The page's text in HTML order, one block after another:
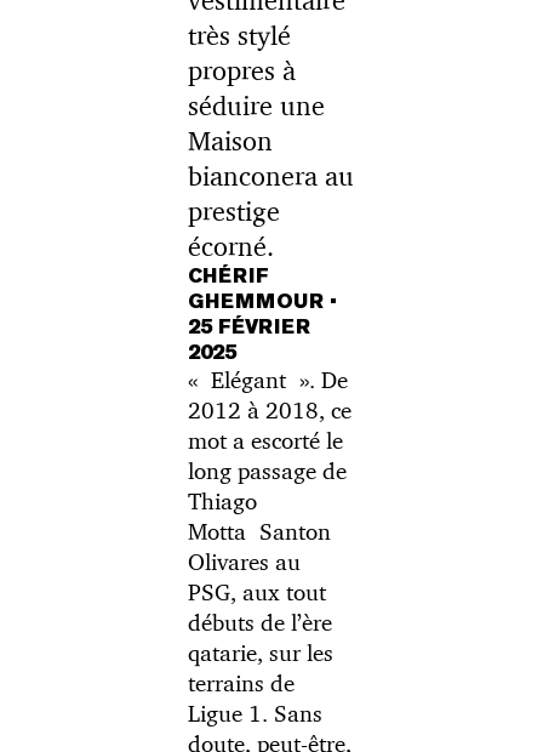
très stylé
propres à
séduire une
Maison
bianconera au
prestige
écorné.
CHÉRIF
GHEMMOUR •
25 FÉVRIER
2025
« Elégant ». De
2012 à 2018, ce
mot a escorté le
long passage de
Thiago
Motta Santon
Olivares au
PSG, aux tout
débuts de l’ère
qatarie, sur les
terrains de
Ligue 1. Sans
doute, peut-être,